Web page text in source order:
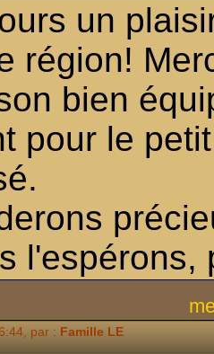
un
région!
bien
pour le
par : Famille LE